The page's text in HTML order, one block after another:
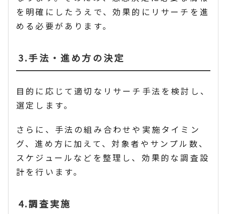
を明確にしたうえで、効果的にリサーチを進
める必要があります。
3.手法・進め方の決定
目的に応じて適切なリサーチ手法を検討し、
選定します。
さらに、手法の組み合わせや実施タイミン
グ、進め方に加えて、対象者やサンプル数、
スケジュールなどを整理し、効果的な調査設
計を行います。
4.調査実施